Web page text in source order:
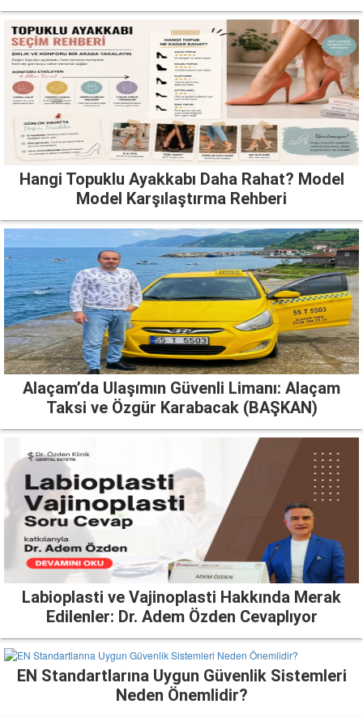
Hangi Topuklu Ayakkabı Daha Rahat? Model
Model Karşılaştırma Rehberi
Alaçam’da Ulaşımın Güvenli Limanı: Alaçam
Taksi ve Özgür Karabacak (BAŞKAN)
Labioplasti ve Vajinoplasti Hakkında Merak
Edilenler: Dr. Adem Özden Cevaplıyor
EN Standartlarına Uygun Güvenlik Sistemleri
Neden Önemlidir?